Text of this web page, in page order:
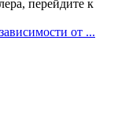
перейдите к
от ...